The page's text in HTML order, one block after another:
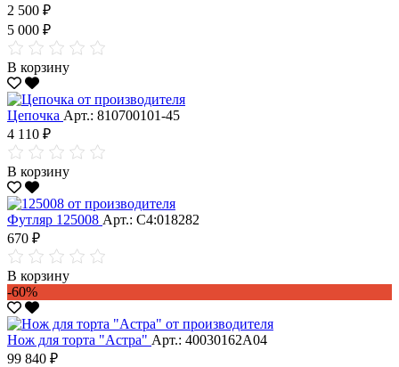
2 500 ₽
5 000 ₽
В корзину
Цепочка Арт.: 810700101-45
4 110 ₽
В корзину
Футляр 125008 Арт.: С4:018282
670 ₽
В корзину
-60%
Нож для торта "Астра" Арт.: 40030162А04
99 840 ₽